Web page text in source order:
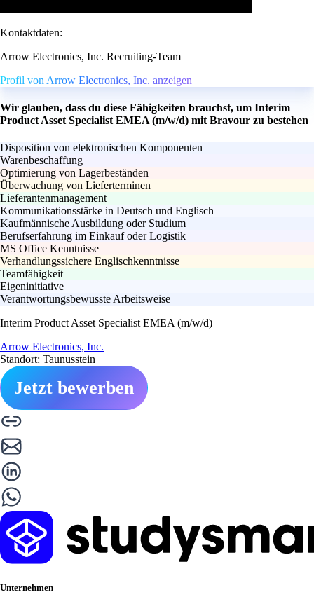
Kontaktdaten:
Arrow Electronics, Inc. Recruiting-Team
Profil von Arrow Electronics, Inc. anzeigen
Wir glauben, dass du diese Fähigkeiten brauchst, um Interim
Product Asset Specialist EMEA (m/w/d) mit Bravour zu bestehen
Disposition von elektronischen Komponenten
Warenbeschaffung
Optimierung von Lagerbeständen
Überwachung von Lieferterminen
Lieferantenmanagement
Kommunikationsstärke in Deutsch und Englisch
Kaufmännische Ausbildung oder Studium
Berufserfahrung im Einkauf oder Logistik
MS Office Kenntnisse
Verhandlungssichere Englischkenntnisse
Teamfähigkeit
Eigeninitiative
Verantwortungsbewusste Arbeitsweise
Interim Product Asset Specialist EMEA (m/w/d)
Arrow Electronics, Inc.
Standort: Taunusstein
Jetzt bewerben
Unternehmen